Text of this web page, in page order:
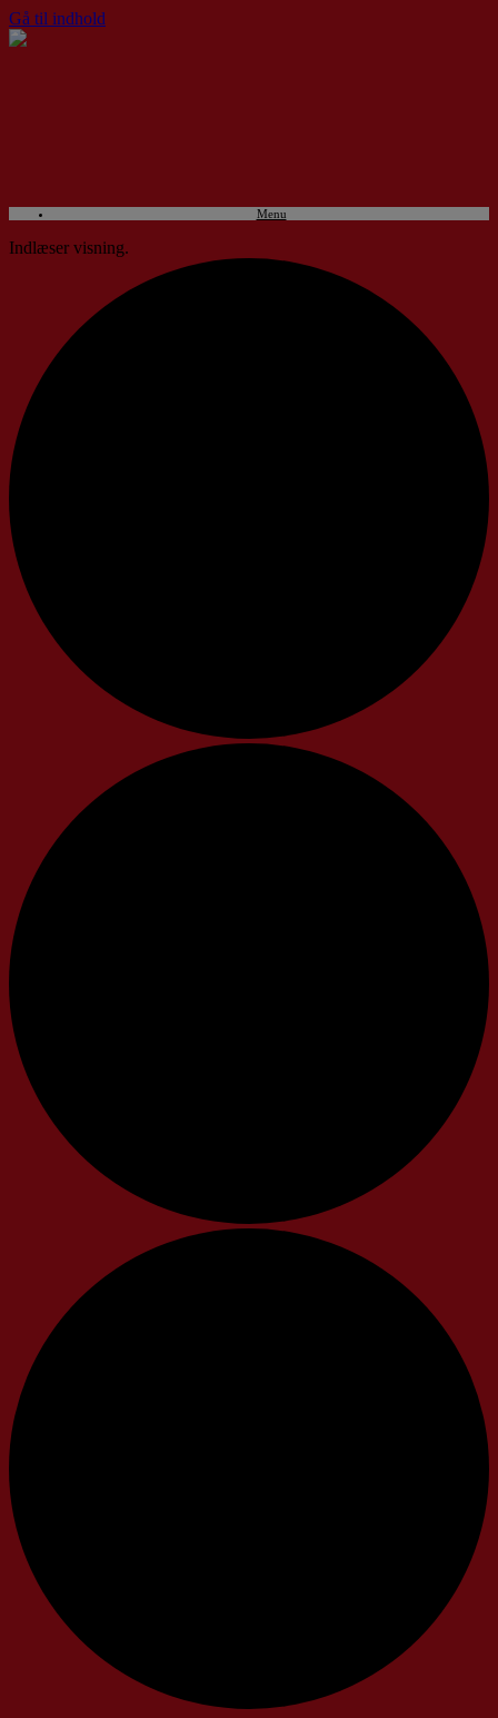
Gå til indhold
Menu
Indlæser visning.